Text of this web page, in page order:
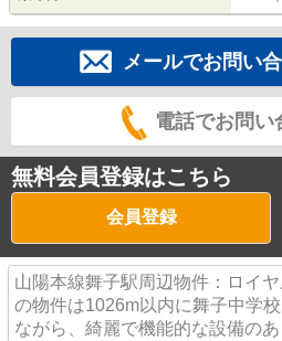
メールでお問い
電話でお問い
無料会員登録はこちら
会員登録
山陽本線舞子駅周辺物件：ロイ
の物件は1026m以内に舞子中学
ながら、綺麗で機能的な設備の